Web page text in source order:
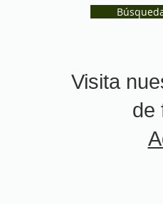
Visita
de